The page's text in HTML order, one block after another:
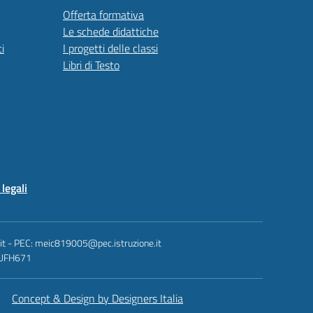
Offerta formativa
Le schede didattiche
I progetti delle classi
Libri di Testo
- PEC: meic819005@pec.istruzione.it
Concept & Design by Designers Italia